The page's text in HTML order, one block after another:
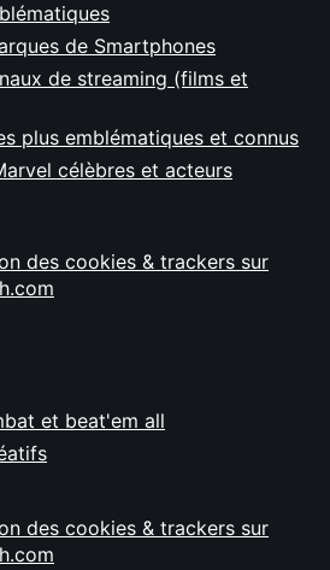
de Smartphones
de streaming (films et
plus emblématiques et connus
célèbres et acteurs
des cookies & trackers sur
et beat'em all
des cookies & trackers sur